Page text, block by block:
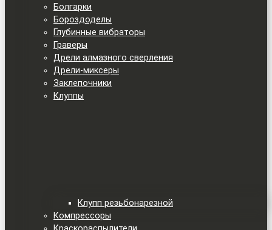
Болгарки
Бороздоделы
Глубинные вибраторы
Граверы
Дрели алмазного сверления
Дрели-миксеры
Заклепочники
Клуппы
Клупп резьбонарезной
Компрессоры